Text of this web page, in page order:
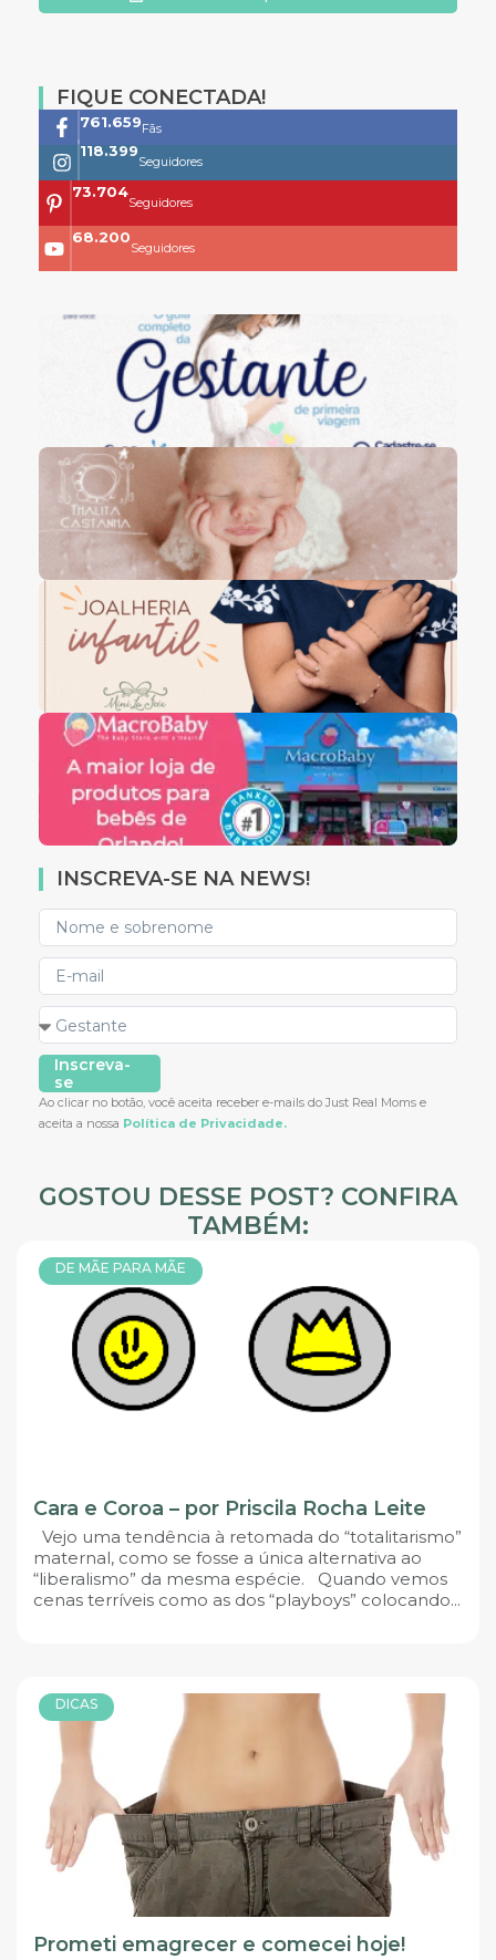
FIQUE CONECTADA!
761.659Fãs
118.399
Seguidores
73.704
Seguidores
68.200
Seguidores
INSCREVA-SE NA NEWS!
Inscreva-
se
Ao clicar no botão, você aceita receber e-mails do Just Real Moms e
aceita a nossa Política de Privacidade.
GOSTOU DESSE POST? CONFIRA
TAMBÉM:
DE MÃE PARA MÃE
Cara e Coroa – por Priscila Rocha Leite
Vejo uma tendência à retomada do “totalitarismo”
maternal, como se fosse a única alternativa ao
“liberalismo” da mesma espécie. Quando vemos
cenas terríveis como as dos “playboys” colocando...
DICAS
Prometi emagrecer e comecei hoje!